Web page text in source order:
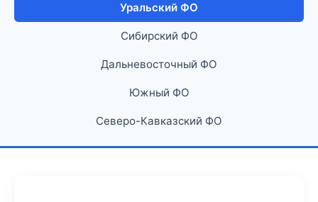
Уральский ФО
Сибирский ФО
Дальневосточный ФО
Южный ФО
Северо-Кавказский ФО